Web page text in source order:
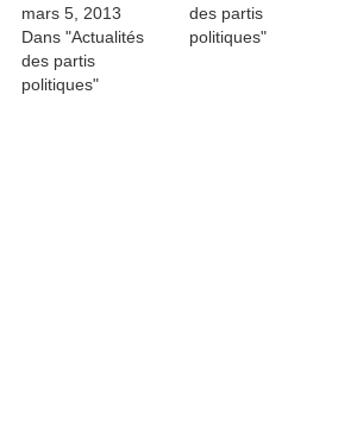
mars 5, 2013
Dans "Actualités
des partis
politiques"
des partis
politiques"